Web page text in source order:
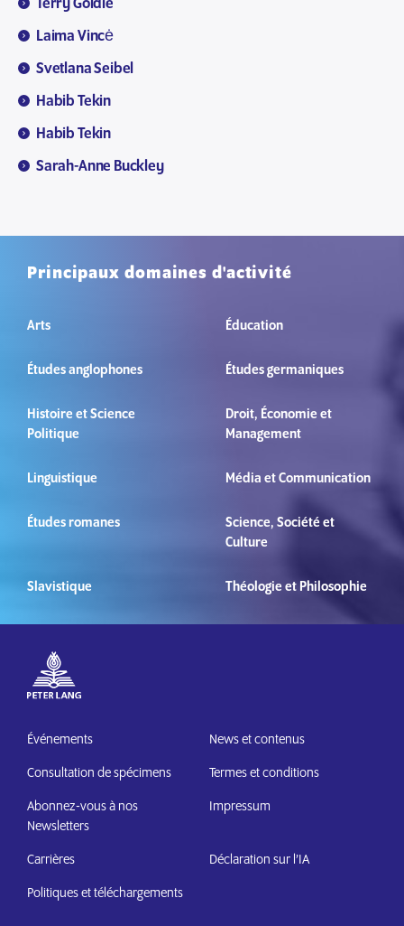
Terry Goldie
Laima Vincė
Svetlana Seibel
Habib Tekin
Habib Tekin
Sarah-Anne Buckley
Principaux domaines d'activité
Arts Éducation
Études anglophones Études germaniques
Histoire et Science
Politique
Droit, Économie et
Management
Linguistique Média et Communication
Études romanes
Science, Société et
Culture
Slavistique Théologie et Philosophie
Événements
Consultation de spécimens
Abonnez-vous à nos
Newsletters
Carrières
Politiques et téléchargements
News et contenus
Termes et conditions
Impressum
Déclaration sur l’IA